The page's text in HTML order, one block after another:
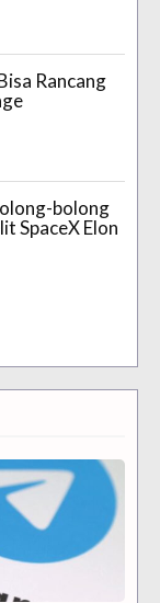
Rancang
bolong
SpaceX Elon